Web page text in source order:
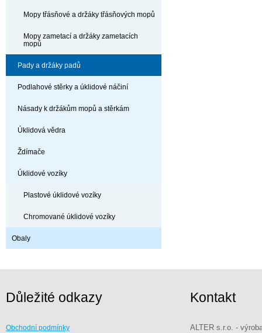
Mopy třásňové a držáky třásňových mopů
Mopy zametací a držáky zametacích
mopů
Pady a držáky padů
Podlahové stěrky a úklidové náčiní
Násady k držákům mopů a stěrkám
Úklidová vědra
Ždímače
Úklidové vozíky
Plastové úklidové vozíky
Chromované úklidové vozíky
Obaly
Důležité odkazy
Obchodní podmínky
Kontakt
ALTER s.r.o. -